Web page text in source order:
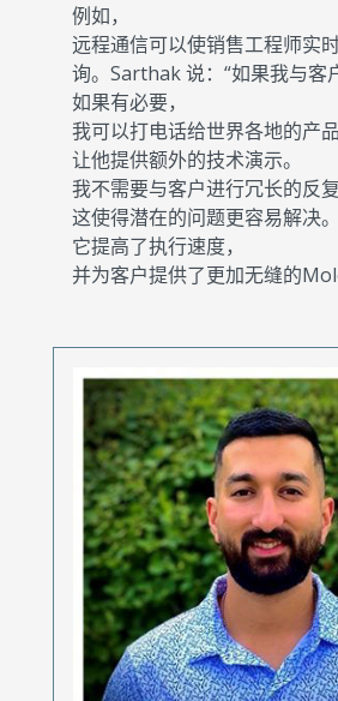
例如，
远程通信可以使销售工程师实
询。Sarthak 说：“如果我与客
如果有必要，
我可以打电话给世界各地的产品
让他提供额外的技术演示。
我不需要与客户进行冗长的反复
这使得潜在的问题更容易解决。
它提高了执行速度，
并为客户提供了更加无缝的